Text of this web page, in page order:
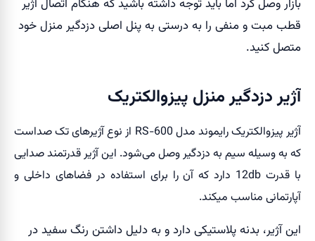
بازار وصل کرد اما باید توجه داشته باشید که هنگام اتصال آژیر
قطب مبت و منفی را به درستی به پنل اصلی دزدگیر منزل خود
متصل کنید.
آژیر دزدگیر منزل پیزوالکتریک
آژی
ر پیزوالکتریک رایموند مدل RS-600 از نوع آژیرهای تک صداست
که به وسیله سیم به دزدگیر وصل می‌شود. این آژیر قدرتمند صدایی
با قدرت 12db دارد که آن را برای استفاده در فضاهای داخلی و
آپارتمانی مناسب میکند.
این آژیر، بدنه پلاستیکی دارد و به دلیل داشتن رنگ سفید در